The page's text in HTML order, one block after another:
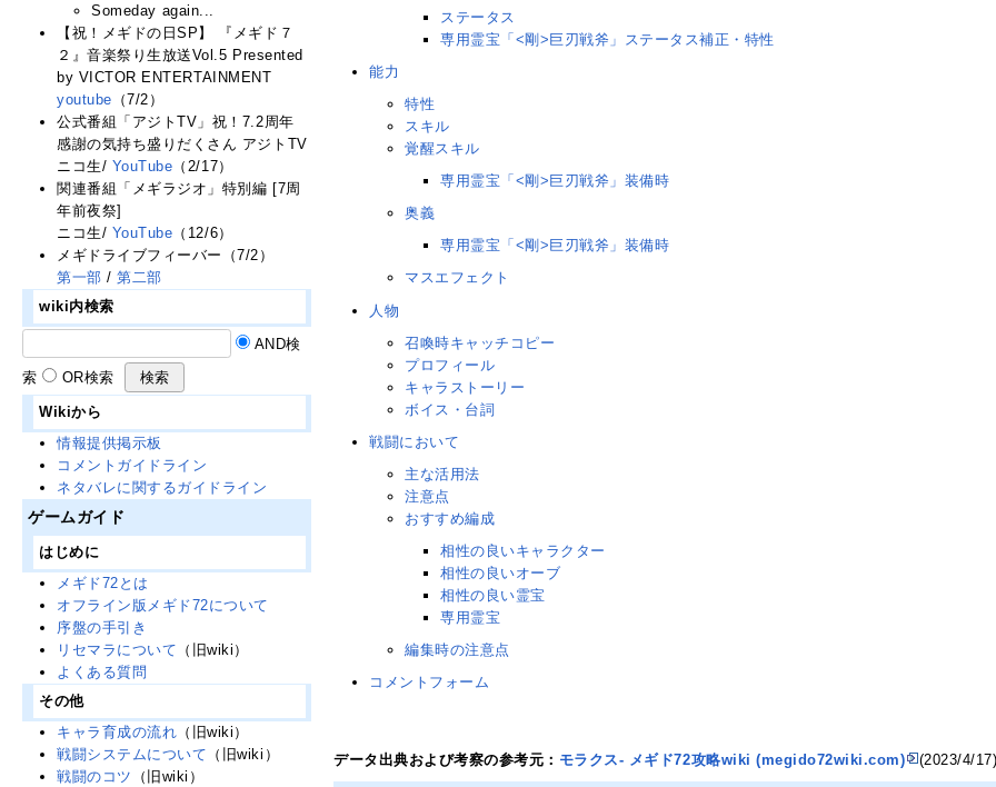
ステータス
専用霊宝「<剛>巨刃戦斧」ステータス補正・特性
能力
特性
スキル
覚醒スキル
専用霊宝「<剛>巨刃戦斧」装備時
奥義
専用霊宝「<剛>巨刃戦斧」装備時
マスエフェクト
人物
召喚時キャッチコピー
プロフィール
キャラストーリー
ボイス・台詞
戦闘において
主な活用法
注意点
おすすめ編成
相性の良いキャラクター
相性の良いオーブ
相性の良い霊宝
専用霊宝
編集時の注意点
コメントフォーム
データ出典および考察の参考元： モラクス- メギド72攻略wiki (megido72wiki.com) (2023/4/
Someday again...
【祝！メギドの日SP】 『メギド７
２』音楽祭り生放送Vol.5 Presented
by VICTOR ENTERTAINMENT
youtube （7/2）
公式番組「アジトTV」祝！7.2周年
感謝の気持ち盛りだくさん アジトTV
ニコ生/ YouTube （2/17）
関連番組「メギラジオ」特別編 [7周
年前夜祭]
ニコ生/ YouTube （12/6）
メギドライブフィーバー（7/2）
第一部 /第二部
wiki内検索
AND検
索 OR検索
Wikiから
情報提供掲示板
コメントガイドライン
ネタバレに関するガイドライン
ゲームガイド
はじめに
メギド72とは
オフライン版メギド72について
序盤の手引き
リセマラについて （旧wiki）
よくある質問
その他
キャラ育成の流れ （旧wiki）
戦闘システムについて （旧wiki）
戦闘のコツ
（旧wiki）